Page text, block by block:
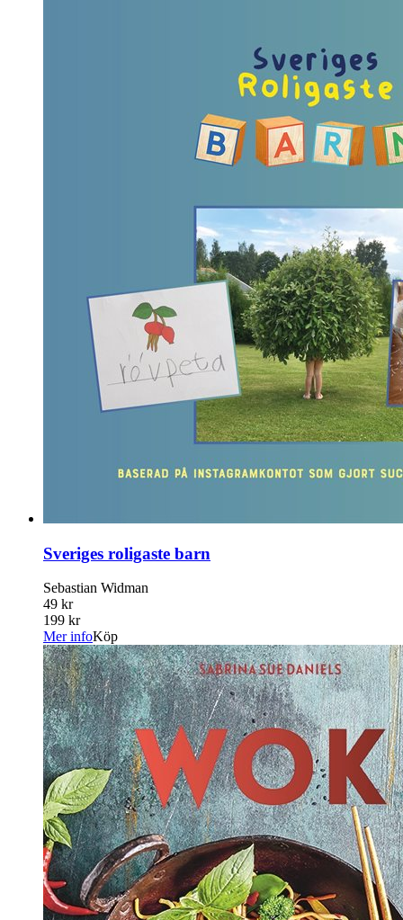
Sveriges roligaste barn
Sebastian Widman
49 kr
199 kr
Mer infoKöp